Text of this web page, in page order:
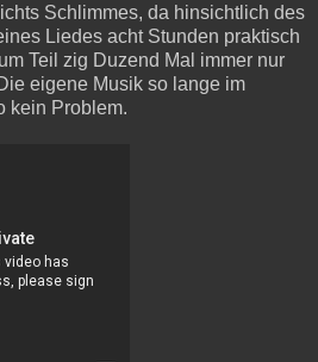
Schlimmes, da hinsichtlich des
Liedes acht Stunden praktisch
Teil zig Duzend Mal immer nur
eigene Musik so lange im
kein Problem.